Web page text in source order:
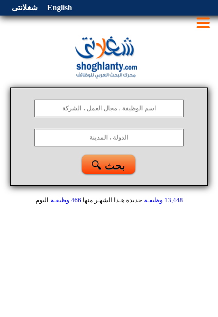
شغلانتى English
🔍 بحث
13,448 وظيفـة جديدة هـذا الشهـر منها 466 وظيفـة اليوم